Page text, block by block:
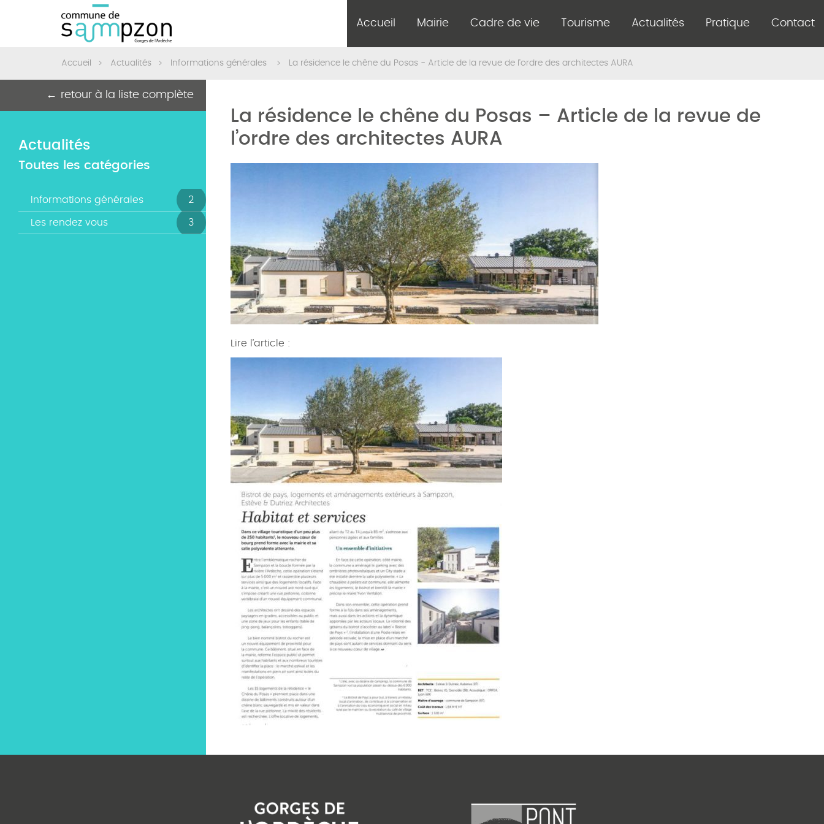
Accueil Mairie Cadre de vie Tourisme Actualités Pratique Contact
Accueil Actualités Informations générales La résidence le chêne du Posas - Article de la revue de l'ordre des architectes AURA
La résidence le chêne du Posas – Article de la revue de
l’ordre des architectes AURA
Lire l’article :
retour à la liste complète
Actualités
Toutes les catégories
Informations générales 2
Les rendez vous 3